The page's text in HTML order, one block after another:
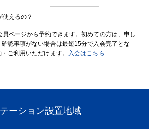
使えるの？
ページから予約できます。初めての方は、申し
認事項がない場合は最短15分で入会完了とな
ご利用いただけます。
入会はこちら
ーション設置地域